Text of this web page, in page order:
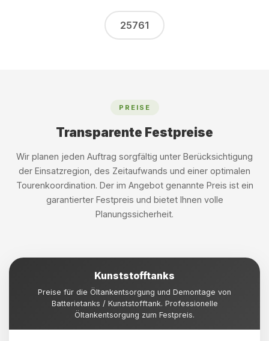
25761
PREISE
Transparente Festpreise
Wir planen jeden Auftrag sorgfältig unter Berücksichtigung
der Einsatzregion, des Zeitaufwands und einer optimalen
Tourenkoordination. Der im Angebot genannte Preis ist ein
garantierter Festpreis und bietet Ihnen volle
Planungssicherheit.
Kunststofftanks
Preise für die Öltankentsorgung und Demontage von
Batterietanks / Kunststofftank. Professionelle
Öltankentsorgung zum Festpreis.